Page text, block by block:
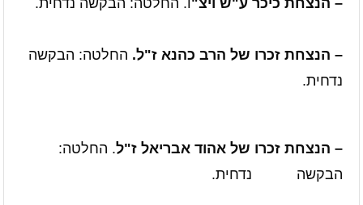
– הנצחת כיכר ע"ש ויצ" ו. החלטה: הבקשה נדחית.
– הנצחת זכרו של הרב כהנא ז"ל. החלטה: הבקשה
נדחית.
– הנצחת זכרו של אהוד אבריאל ז"ל. החלטה:
הבקשה
נדחית.